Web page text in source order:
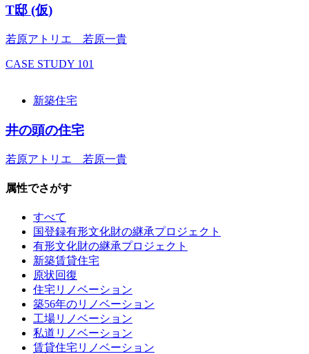
T邸 (仮)
若原アトリエ 若原一貴
CASE STUDY 101
新築住宅
井の頭の住宅
若原アトリエ 若原一貴
属性でさがす
すべて
国登録有形文化財の継承プロジェクト
有形文化財の継承プロジェクト
新築賃貸住宅
原状回復
住宅リノベーション
築56年のリノベーション
工場リノベーション
私道リノベーション
賃貸住宅リノベーション